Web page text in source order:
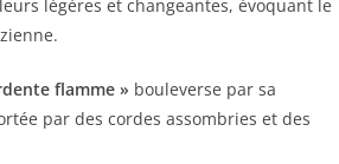
légères et changeantes, évoquant le
flamme » bouleverse par sa
par des cordes assombries et des